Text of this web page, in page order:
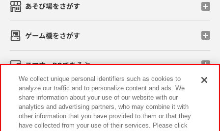
あそび場をさがす
ゲーム機をさがす
スマホ・PCであそぶ
イベント・キャンペーン
We collect unique personal identifiers such as cookies to
analyze our traffic and to personalize content and ads. We
share information about your use of our website with our
analytics and advertising partners, who may combine it with
other information that you have provided to them or that they
have collected from your use of their services. Please click